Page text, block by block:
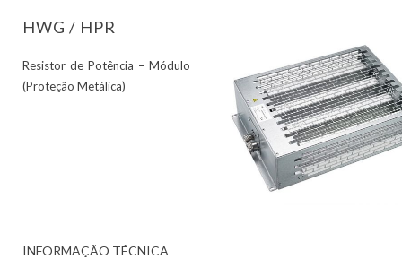
HWG / HPR
Resistor de Potência – Módulo
(Proteção Metálica)
INFORMAÇÃO TÉCNICA